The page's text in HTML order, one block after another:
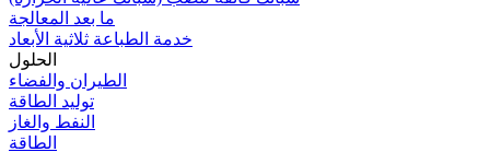
ما بعد المعالجة
خدمة الطباعة ثلاثية الأبعاد
الحلول
الطيران والفضاء
توليد الطاقة
النفط والغاز
الطاقة